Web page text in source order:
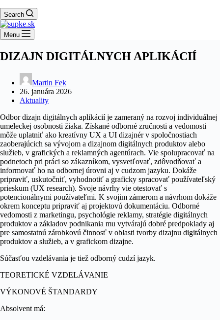
Search
Menu
DIZAJN DIGITÁLNYCH APLIKÁCIÍ
Martin Fek
26. januára 2026
Aktuality
Odbor dizajn digitálnych aplikácií je zameraný na rozvoj individuálnej
umeleckej osobnosti žiaka. Získané odborné zručnosti a vedomosti
môže uplatniť ako kreatívny UX a UI dizajnér v spoločnostiach
zaoberajúcich sa vývojom a dizajnom digitálnych produktov alebo
služieb, v grafických a reklamných agentúrach. Vie spolupracovať na
podnetoch pri práci so zákazníkom, vysvetľovať, zdôvodňovať a
informovať ho na odbornej úrovni aj v cudzom jazyku. Dokáže
pripraviť, uskutočniť, vyhodnotiť a graficky spracovať používateľský
prieskum (UX research). Svoje návrhy vie otestovať s
potencionálnymi používateľmi. K svojim zámerom a návrhom dokáže
okrem konceptu pripraviť aj projektovú dokumentáciu. Odborné
vedomosti z marketingu, psychológie reklamy, stratégie digitálnych
produktov a základov podnikania mu vytvárajú dobré predpoklady aj
pre samostatnú zárobkovú činnosť v oblasti tvorby dizajnu digitálnych
produktov a služieb, a v grafickom dizajne.
Súčasťou vzdelávania je tiež odborný cudzí jazyk.
TEORETICKÉ VZDELÁVANIE
VÝKONOVÉ ŠTANDARDY
Absolvent má: